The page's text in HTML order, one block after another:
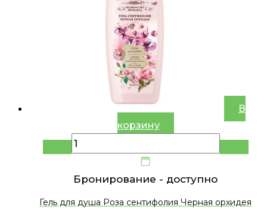
В
корзину
Бронирование - доступно
Гель для душа Роза сентифолия Черная орхидея